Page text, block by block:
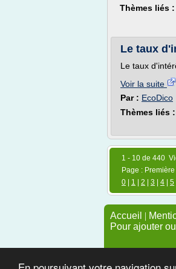
Thèmes liés :
Le taux
Le taux
Voir la suite
Par : EcoDico
Thèmes liés :
1 - 10 de 440
Page :
0
1 2 3 4 5
Accueil |
Pour ajouter